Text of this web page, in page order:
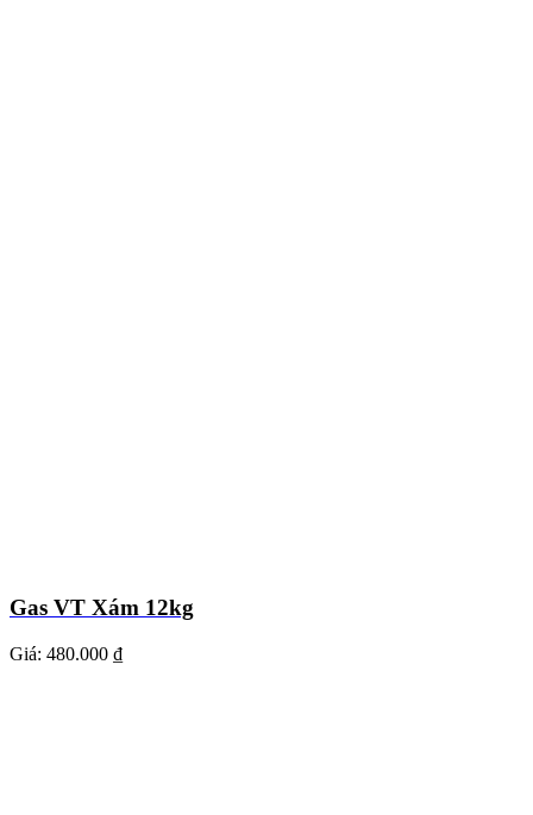
Gas VT Xám 12kg
Giá: 480.000 ₫